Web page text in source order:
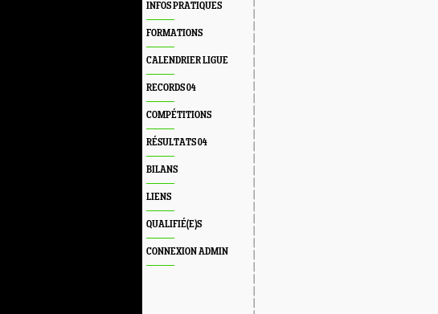
INFOS PRATIQUES
FORMATIONS
CALENDRIER LIGUE
RECORDS 04
COMPÉTITIONS
RÉSULTATS 04
BILANS
LIENS
QUALIFIÉ(E)S
CONNEXION ADMIN